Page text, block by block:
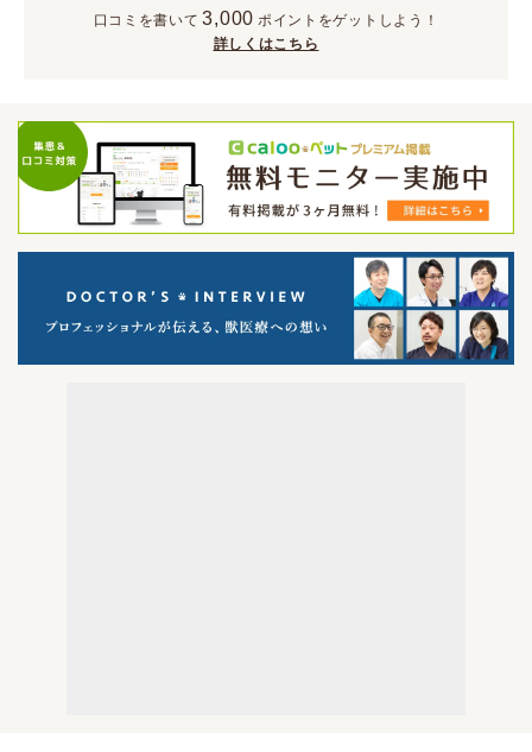
口コミを書いて 3,000 ポイント をゲットしよう！
詳しくはこちら